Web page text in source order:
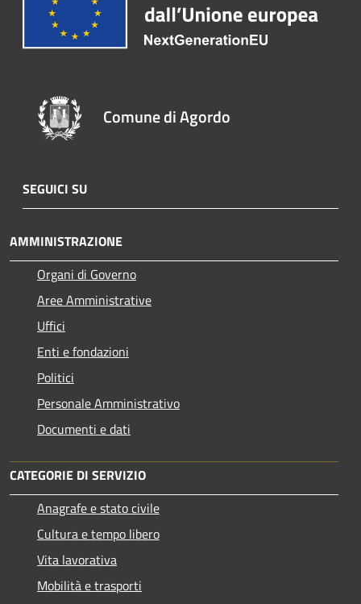
Comune di Agordo
SEGUICI SU
AMMINISTRAZIONE
Organi di Governo
Aree Amministrative
Uffici
Enti e fondazioni
Politici
Personale Amministrativo
Documenti e dati
CATEGORIE DI SERVIZIO
Anagrafe e stato civile
Cultura e tempo libero
Vita lavorativa
Mobilità e trasporti